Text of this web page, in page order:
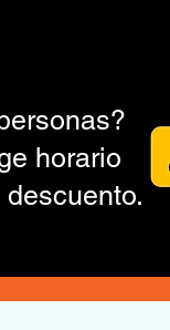
horario